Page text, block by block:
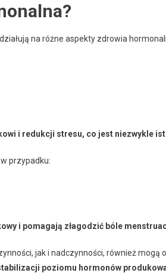
na różne aspekty zdrowia
i redukcji stresu, co jest niezwykle
przypadku:
i pomagają złagodzić bóle
jak i nadczynności, również mogą
poziomu hormonów